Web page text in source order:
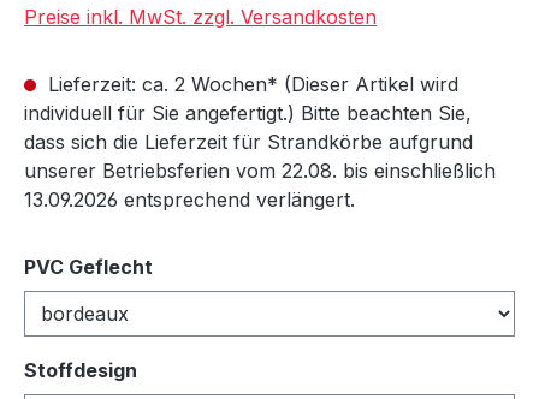
Preise inkl. MwSt. zzgl. Versandkosten
Lieferzeit: ca. 2 Wochen* (Dieser Artikel wird
individuell für Sie angefertigt.) Bitte beachten Sie,
dass sich die Lieferzeit für Strandkörbe aufgrund
unserer Betriebsferien vom 22.08. bis einschließlich
13.09.2026 entsprechend verlängert.
PVC Geflecht
Stoffdesign